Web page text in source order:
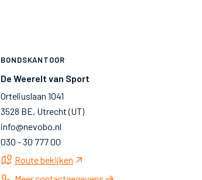
BONDSKANTOOR
De Weerelt van Sport
Orteliuslaan 1041
3528 BE, Utrecht (UT)
info@nevobo.nl
030 - 30 777 00
Route bekijken